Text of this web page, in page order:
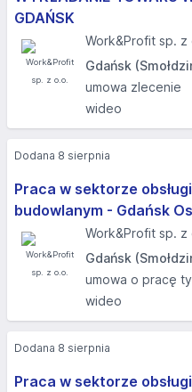
GDAŃSK
Work&Profit sp. z
Gdańsk
umowa zlecenie
wideo
Praca w sektorze
budowlanym - Gdańsk
Work&Profit sp. z
Gdańsk
umowa o pracę
wideo
Dodana 8 sierpnia
Praca w sektorze
Dodana 8 sierpnia